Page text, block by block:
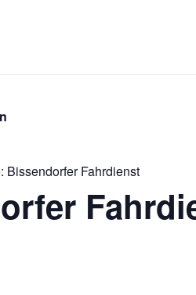
Bissendorfer Fahrdienst